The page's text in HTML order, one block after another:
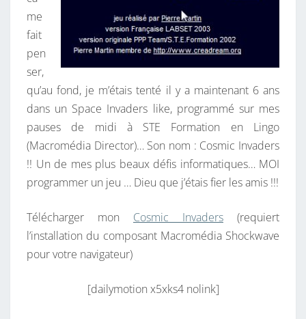
me
fait
pen
ser,
qu’au fond, je m’étais tenté il y a maintenant 6 ans
dans un Space Invaders like, programmé sur mes
pauses de midi à STE Formation en Lingo
(Macromédia Director)… Son nom : Cosmic Invaders
!! Un de mes plus beaux défis informatiques… MOI
programmer un jeu … Dieu que j’étais fier les amis !!!
Télécharger mon Cosmic Invaders (requiert
l’installation du composant Macromédia Shockwave
pour votre navigateur)
[dailymotion x5xks4 nolink]